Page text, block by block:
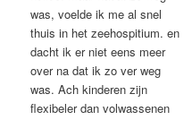
was, voelde ik me al snel
thuis in het zeehospitium. en
dacht ik er niet eens meer
over na dat ik zo ver weg
was. Ach kinderen zijn
flexibeler dan volwassenen